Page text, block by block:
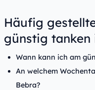
Häufig
günstig tanken
Wann kann ich am
An welchem
Bebra?